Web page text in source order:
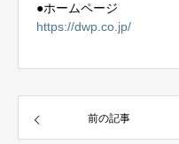
●ホームページ
https://dwp.co.jp/
前の記事